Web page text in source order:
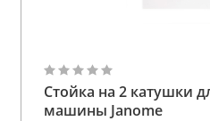
Стойка на 2 катушки
машины Janome